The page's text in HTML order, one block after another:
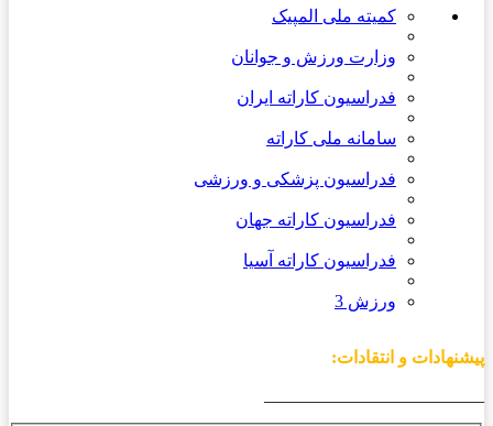
کمیته ملی المپیک
وزارت ورزش و جوانان
فدراسیون کاراته ایران
سامانه ملی کاراته
فدراسیون پزشکی و ورزشی
فدراسیون کاراته جهان
فدراسیون کاراته آسیا
ورزش 3
پیشنهادات و انتقادات: